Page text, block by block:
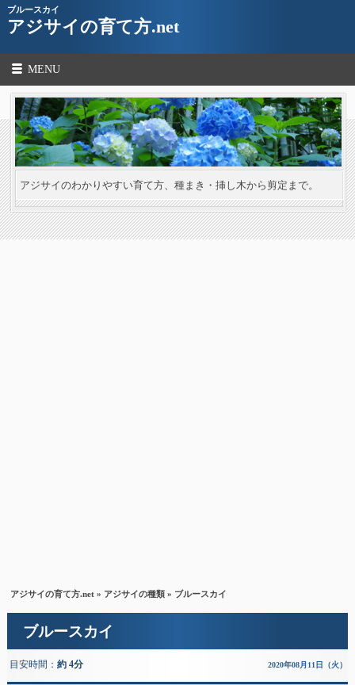
ブルースカイ
アジサイの育て方.net
MENU
アジサイのわかりやすい育て方、種まき・挿し木から剪定まで。
アジサイの育て方.net » アジサイの種類 » ブルースカイ
ブルースカイ
目安時間： 約 4分 2020年08月11日（火）